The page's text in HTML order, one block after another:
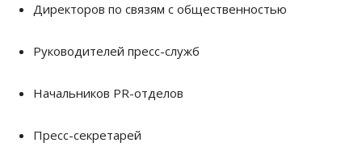
Директоров по связям с общественностью
Руководителей пресс-служб
Начальников PR-отделов
Пресс-секретарей